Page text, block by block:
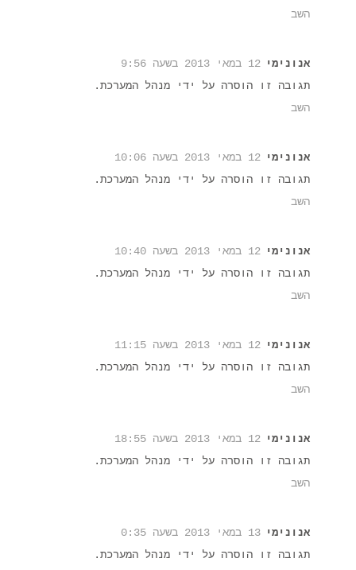
השב
אנונימי 12 במאי 2013 בשעה 9:56
תגובה זו הוסרה על ידי מנהל המערכת.
השב
אנונימי 12 במאי 2013 בשעה 10:06
תגובה זו הוסרה על ידי מנהל המערכת.
השב
אנונימי 12 במאי 2013 בשעה 10:40
תגובה זו הוסרה על ידי מנהל המערכת.
השב
אנונימי 12 במאי 2013 בשעה 11:15
תגובה זו הוסרה על ידי מנהל המערכת.
השב
אנונימי 12 במאי 2013 בשעה 18:55
תגובה זו הוסרה על ידי מנהל המערכת.
השב
אנונימי 13 במאי 2013 בשעה 0:35
תגובה זו הוסרה על ידי מנהל המערכת.